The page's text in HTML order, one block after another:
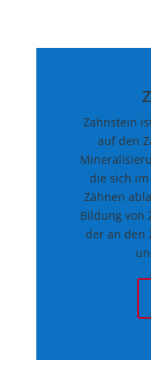
Zahnstein
auf den
die sich
Zähnen
Bildung von
der an den